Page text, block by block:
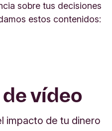
sobre tus decisiones
estos contenidos:
vídeo
impacto de tu dinero